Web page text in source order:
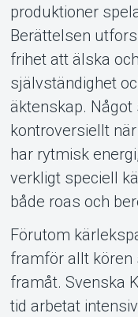
produktioner
Berättelsen
frihet att älska
självständighet
äktenskap.
kontroversiellt
har rytmisk
verkligt speciell
både roas och
Förutom
framför allt kören
framåt. Svenska
tid arbetat